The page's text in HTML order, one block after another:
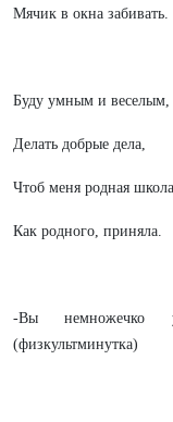
Мячик в окна забивать.
Буду умным и веселым,
Делать добрые дела,
Чтоб меня родная школа
Как родного, приняла.
-Вы немножечко
(физкультминутка)